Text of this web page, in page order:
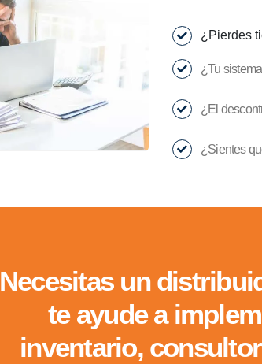
¿Pierdes
¿Tu
¿El
¿Sientes
Necesitas un
te ayude a
inventario,